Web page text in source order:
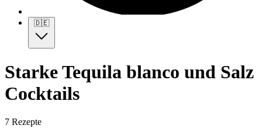
🇩🇪
Starke Tequila blanco und Salz
Cocktails
7 Rezepte